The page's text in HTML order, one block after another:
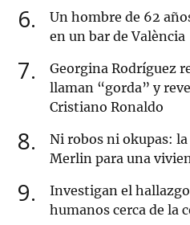
6
Un hombre de 62
en un bar de València
7
Georgina Rodríguez
llaman “gorda” y
Cristiano Ronaldo
8
Ni robos ni okupas:
Merlin para una
9
Investigan el
humanos cerca de la